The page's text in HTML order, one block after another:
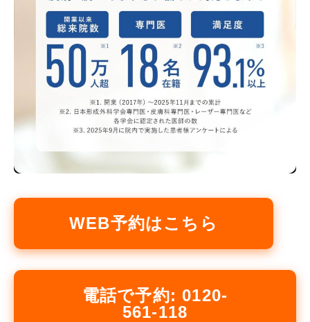
WEB予約はこちら
電話で予約: 0120-
561-118